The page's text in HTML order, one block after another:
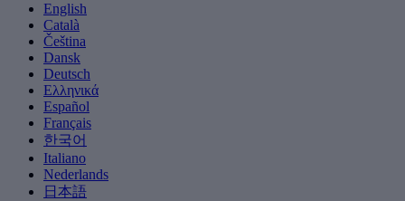
English
Català
Čeština
Dansk
Deutsch
Ελληνικά
Español
Français
한국어
Italiano
Nederlands
日本語